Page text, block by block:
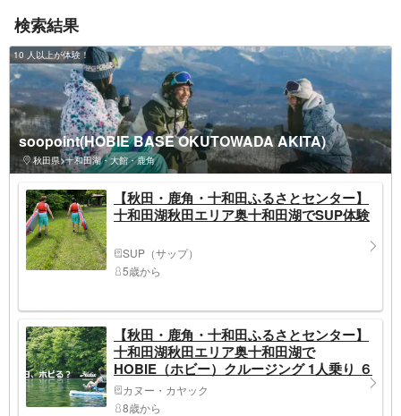
検索結果
10 人以上が体験！
soopoint(HOBIE BASE OKUTOWADA AKITA)
秋田県>十和田湖・大館・鹿角
【秋田・鹿角・十和田ふるさとセンター】
十和田湖秋田エリア奥十和田湖でSUP体験
SUP（サップ）
5歳から
【秋田・鹿角・十和田ふるさとセンター】
十和田湖秋田エリア奥十和田湖で
HOBIE（ホビー）クルージング 1人乗り ６
０分
カヌー・カヤック
8歳から